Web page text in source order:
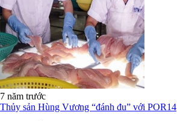
7 năm trước
Thủy sản Hùng Vương “đánh đu” với POR14